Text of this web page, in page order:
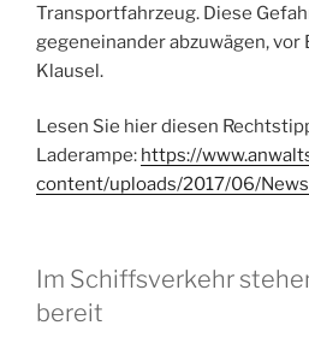
Transportfahrzeug. Diese
gegeneinander abzuwägen, vor
Klausel.
Lesen Sie hier diesen
Laderampe: https://
content/uploads/2017/06/
Im Schiffsverkehr
bereit